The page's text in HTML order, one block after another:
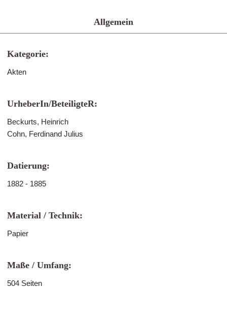
Allgemein
Kategorie:
Akten
UrheberIn/BeteiligteR:
Beckurts, Heinrich
Cohn, Ferdinand Julius
Datierung:
1882 - 1885
Material / Technik:
Papier
Maße / Umfang:
504 Seiten